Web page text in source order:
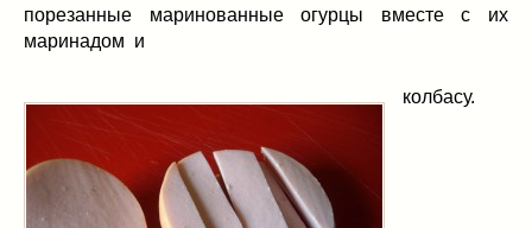
порезанные маринованные огурцы вместе с их
маринадом и
колбасу.